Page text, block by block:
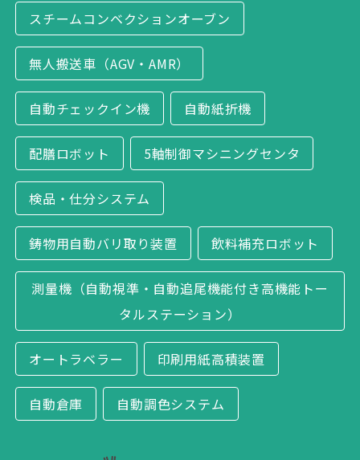
スチームコンベクションオーブン
無人搬送車（AGV・AMR）
自動チェックイン機 自動紙折機
配膳ロボット 5軸制御マシニングセンタ
検品・仕分システム
鋳物用自動バリ取り装置 飲料補充ロボット
測量機（自動視準・自動追尾機能付き高機能トー
タルステーション）
オートラベラー 印刷用紙高積装置
自動倉庫 自動調色システム